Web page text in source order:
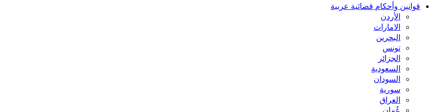
قوانين وأحكام قضائية عربية
الأردن
الامارات
البحرين
تونس
الجزائر
السعودية
السودان
سورية
العراق